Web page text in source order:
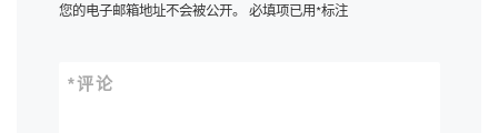
您的电子邮箱地址不会被公开。 必填项已用*标注
评论
*